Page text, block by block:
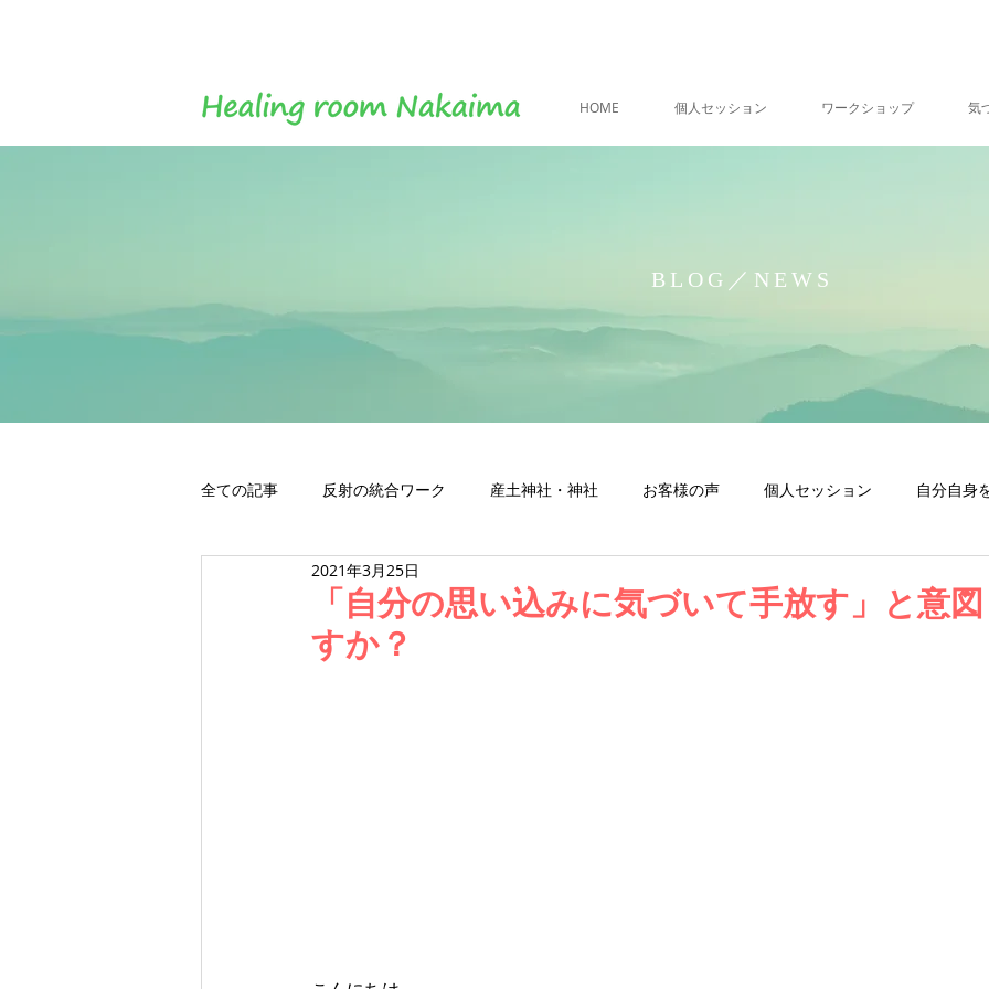
HOME 個人セッション ワークショップ 気
BLOG／NEWS
全ての記事 反射の統合ワーク 産土神社・神社 お客様の声 個人セッション 自分自身
ワークショップ スクール
「自分の思い込みに気づいて手放す」と意
すか？
2021年3月25日